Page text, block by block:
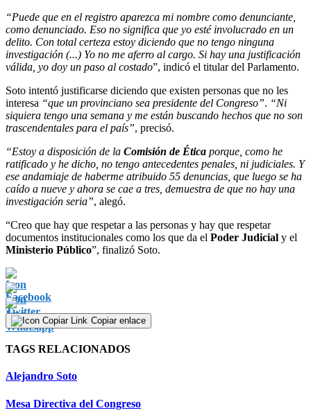
“Puede que en el registro aparezca mi nombre como denunciante,
como denunciado. Eso no significa que yo esté involucrado en un
delito. Con total certeza estoy diciendo que no tengo ninguna
investigación (...) Yo no me aferro al cargo. Si hay una justificación
válida, yo doy un paso al costado”, indicó el titular del Parlamento.
Soto intentó justificarse diciendo que existen personas que no les
interesa “que un provinciano sea presidente del Congreso”. “Ni
siquiera tengo una semana y me están buscando hechos que no son
trascendentales para el país”, precisó.
“Estoy a disposición de la Comisión de Ética porque, como he
ratificado y he dicho, no tengo antecedentes penales, ni judiciales. Y
ese andamiaje de haberme atribuido 55 denuncias, que luego se ha
caído a nueve y ahora se cae a tres, demuestra de que no hay una
investigación seria”, alegó.
“Creo que hay que respetar a las personas y hay que respetar
documentos institucionales como los que da el Poder Judicial y el
Ministerio Público”, finalizó Soto.
Copiar enlace
TAGS RELACIONADOS
Alejandro Soto
Mesa Directiva del Congreso